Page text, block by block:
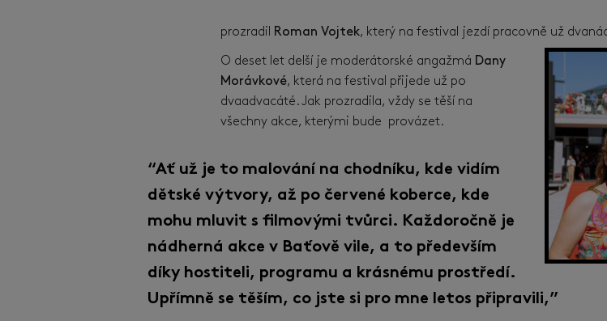
prozradil Roman Vojtek, který na festival jezdí pracovně už
O deset let delší je moderátorské angažmá Dany
Morávkové, která na festival přijede už po
dvaadvacáté. Jak prozradila, vždy se těší na
všechny akce, kterými bude provázet.
“Ať už je to malování na chodníku, kde vidím
dětské výtvory, až po červené koberce, kde
mohu mluvit s filmovými tvůrci. Každoročně je
nádherná akce v Baťově vile, a to především
díky hostiteli, programu a krásnému prostředí.
Upřímně se těším, co jste si pro mne letos připravili,”